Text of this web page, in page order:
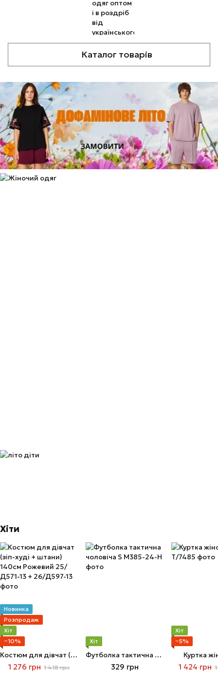
Каталог товарів
Хіти
Новинка
Розпродаж
Хіт
−10%
Костюм для дівчат (зіп-худі + штани) 140см Рожевий
1 276 грн 1 418 грн
Хіт
Футболка тактична чоловіча S
329 грн
Хіт
−5%
Куртка
1 424 грн